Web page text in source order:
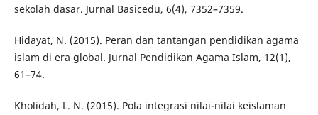
sekolah dasar. Jurnal Basicedu, 6(4), 7352–7359.
Hidayat, N. (2015). Peran dan tantangan pendidikan agama
islam di era global. Jurnal Pendidikan Agama Islam, 12(1),
61–74.
Kholidah, L. N. (2015). Pola integrasi nilai-nilai keislaman